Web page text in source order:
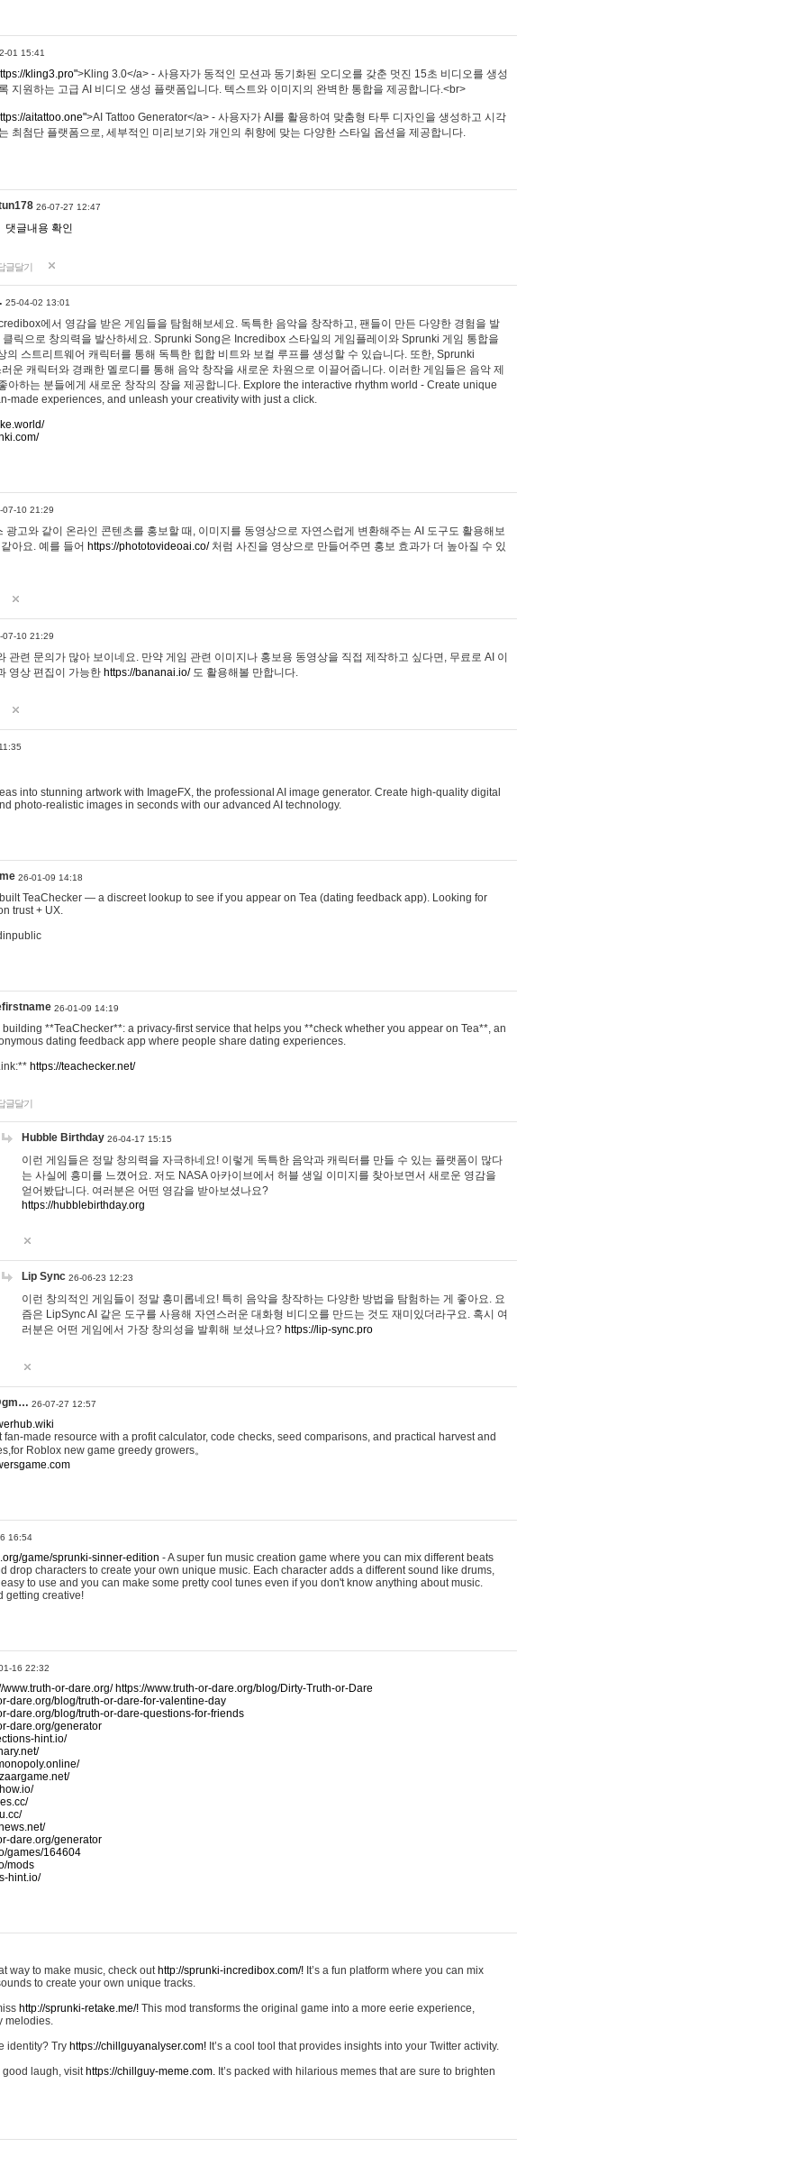
01 15:41
kling3.pro">Kling 3.0</a> - 사용자가 동적인 모션과 동기화된 오디오를 갖춘 멋진 15초 비디오를 생성
지원하는 고급 AI 비디오 생성 플랫폼입니다. 텍스트와 이미지의 완벽한 통합을 제공합니다.<br>
aitattoo.one">AI Tattoo Generator</a> - 사용자가 AI를 활용하여 맞춤형 타투 디자인을 생성하고 시각
최첨단 플랫폼으로, 세부적인 미리보기와 개인의 취향에 맞는 다양한 스타일 옵션을 제공합니다.
26-07-27 12:47
댓글내용 확인
글달기
25-04-02 13:01
에서 영감을 받은 게임들을 탐험해보세요. 독특한 음악을 창작하고, 팬들이 만든 다양한 경험을 발
클릭으로 창의력을 발산하세요. Sprunki Song은 Incredibox 스타일의 게임플레이와 Sprunki 게임 통합을
의 스트리트웨어 캐릭터를 통해 독특한 힙합 비트와 보컬 루프를 생성할 수 있습니다. 또한, Sprunki
운 캐릭터와 경쾌한 멜로디를 통해 음악 창작을 새로운 차원으로 이끌어줍니다. 이러한 게임들은 음악 제
아하는 분들에게 새로운 창작의 장을 제공합니다. Explore the interactive rhythm world - Create unique
made experiences, and unleash your creativity with just a click.
07-10 21:29
광고와 같이 온라인 콘텐츠를 홍보할 때, 이미지를 동영상으로 자연스럽게 변환해주는 AI 도구도 활용해보
아요. 예를 들어 https://phototovideoai.co/처럼 사진을 영상으로 만들어주면 홍보 효과가 더 높아질 수 있
07-10 21:29
관련 문의가 많아 보이네요. 만약 게임 관련 이미지나 홍보용 동영상을 직접 제작하고 싶다면, 무료로 AI 이
영상 편집이 가능한 https://bananai.io/도 활용해볼 만합니다.
into stunning artwork with ImageFX, the professional AI image generator. Create high-quality digital
photo-realistic images in seconds with our advanced AI technology.
26-01-09 14:18
TeaChecker — a discreet lookup to see if you appear on Tea (dating feedback app). Looking for
trust + UX.
26-01-09 14:19
building **TeaChecker**: a privacy-first service that helps you **check whether you appear on Tea**, an
dating feedback app where people share dating experiences.
https://teachecker.net/
글달기
Hubble Birthday 26-04-17 15:15
이런 게임들은 정말 창의력을 자극하네요! 이렇게 독특한 음악과 캐릭터를 만들 수 있는 플랫폼이 많다
는 사실에 흥미를 느꼈어요. 저도 NASA 아카이브에서 허블 생일 이미지를 찾아보면서 새로운 영감을
얻어봤답니다. 여러분은 어떤 영감을 받아보셨나요?
https://hubblebirthday.org
Lip Sync 26-06-23 12:23
이런 창의적인 게임들이 정말 흥미롭네요! 특히 음악을 창작하는 다양한 방법을 탐험하는 게 좋아요. 요
즘은 LipSync AI 같은 도구를 사용해 자연스러운 대화형 비디오를 만드는 것도 재미있더라구요. 혹시 여
러분은 어떤 게임에서 가장 창의성을 발휘해 보셨나요? https://lip-sync.pro
26-07-27 12:57
made resource with a profit calculator, code checks, seed comparisons, and practical harvest and
Roblox new game greedy growers。
16:54
game/sprunki-sinner-edition - A super fun music creation game where you can mix different beats
drop characters to create your own unique music. Each character adds a different sound like drums,
to use and you can make some pretty cool tunes even if you don't know anything about music.
getting creative!
16 22:32
www.truth-or-dare.org/ https://www.truth-or-dare.org/blog/Dirty-Truth-or-Dare
dare.org/blog/truth-or-dare-for-valentine-day
dare.org/blog/truth-or-dare-questions-for-friends
dare.org/generator
hint.io/
dare.org/generator
games/164604
mods
hint.io/
way to make music, check out http://sprunki-incredibox.com/! It’s a fun platform where you can mix
to create your own unique tracks.
http://sprunki-retake.me/! This mod transforms the original game into a more eerie experience,
melodies.
identity? Try https://chillguyanalyser.com! It’s a cool tool that provides insights into your Twitter activity.
good laugh, visit https://chillguy-meme.com. It’s packed with hilarious memes that are sure to brighten